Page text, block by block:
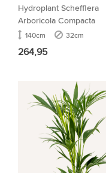
Hydroplant Schefflera
Arboricola Compacta
140cm 32cm
264,95